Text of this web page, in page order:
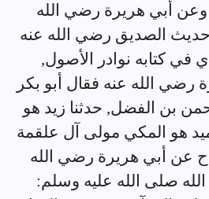
أبي هريرة رضي الله
حديث الصديق رضي الله عنه
في كتابه نوادر الأصول,
رضي الله عنه فقال أبو بكر
بن الفضل, حدثنا زيد هو
هو المكي مولى آل علقمة
عن أبي هريرة رضي الله
صلى الله عليه وسلم: